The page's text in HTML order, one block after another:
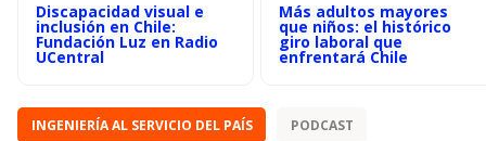
Discapacidad visual e
inclusión en Chile:
Fundación Luz en Radio
UCentral
Más adultos mayores
que niños: el histórico
giro laboral que
enfrentará Chile
INGENIERÍA AL SERVICIO DEL PAÍS PODCAST